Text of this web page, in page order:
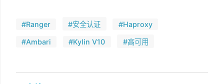
#Ranger #安全认证 #Haproxy
#Ambari #Kylin V10 #高可用